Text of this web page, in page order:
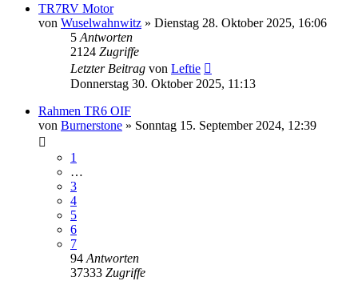
TR7RV Motor
von Wuselwahnwitz » Dienstag 28. Oktober 2025, 16:06
5 Antworten
2124 Zugriffe
Letzter Beitrag von Leftie
Donnerstag 30. Oktober 2025, 11:13
Rahmen TR6 OIF
von Burnerstone » Sonntag 15. September 2024, 12:39
1
…
3
4
5
6
7
94 Antworten
37333 Zugriffe